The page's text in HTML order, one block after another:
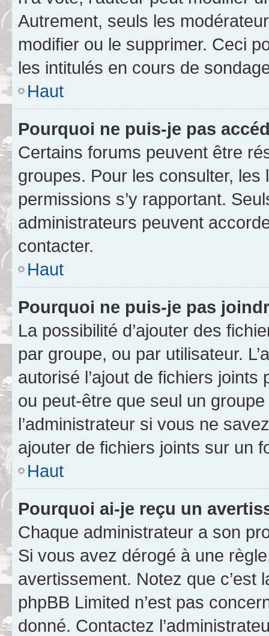
Autrement, seuls les
modifier ou le supprimer. Ceci
les intitulés en cours de
Haut
Pourquoi ne puis-je pas
Certains forums peuvent être
groupes. Pour les consulter,
permissions s’y rapportant.
administrateurs peuvent
contacter.
Haut
Pourquoi ne puis-je pas
La possibilité d’ajouter des
par groupe, ou par utilisateur.
autorisé l’ajout de fichiers
ou peut-être que seul un
l’administrateur si vous ne
ajouter de fichiers joints sur un
Haut
Pourquoi ai-je reçu un
Chaque administrateur a son
Si vous avez dérogé à une
avertissement. Notez que c’est
phpBB Limited n’est pas
donné. Contactez